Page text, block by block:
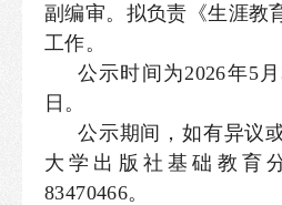
副编审。拟负责《生涯教
工作。
公示时间为2026年5
日。
公示期间，如有异议
大学出版社基础教育
83470466。